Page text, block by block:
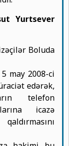
Yurtsever
Boluda
may 2008-ci
edərək,
telefon
icazə